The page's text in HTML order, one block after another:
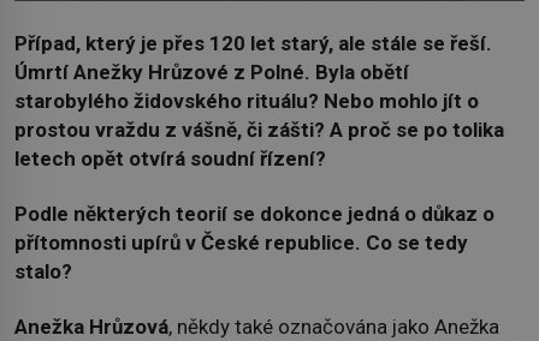
Případ, který je přes 120 let starý, ale stále se řeší.
Úmrtí Anežky Hrůzové z Polné. Byla obětí
starobylého židovského rituálu? Nebo mohlo jít o
prostou vraždu z vášně, či zášti? A proč se po tolika
letech opět otvírá soudní řízení?
Podle některých teorií se dokonce jedná o důkaz o
přítomnosti upírů v České republice. Co se tedy
stalo?
Anežka Hrůzová, někdy také označována jako Anežka